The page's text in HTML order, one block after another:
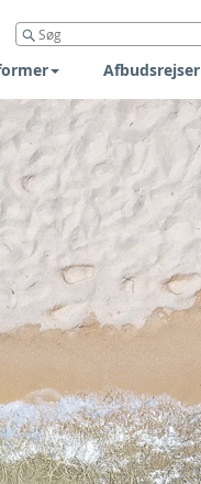
Afbudsrejser